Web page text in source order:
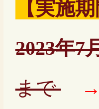
【実施期
2023年7
まで